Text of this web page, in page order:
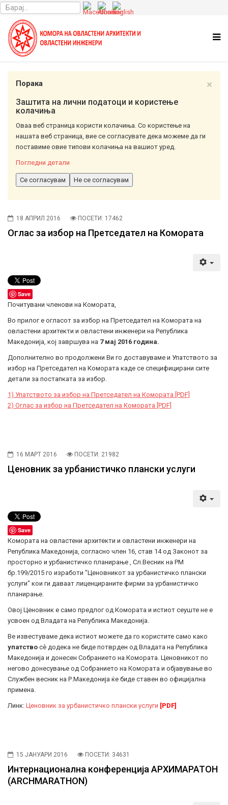
×
Порака
Заштита на лични податоци и користење
колачиња
Оваа веб страница користи колачиња. Со користење на
нашата веб страница, вие се согласувате дека можеме да ги
поставиме овие типови колачиња на вашиот уред.
Погледни детали
Се согласувам Не се согласувам
18 АПРИЛ 2016 ПОСЕТИ: 17462
Оглас за избор на Претседател на Комората
Save
Почитувани членови на Комората,
Во прилог е огласот за избор на Претседател на Комората на
овластени архитекти и овластени инженери на Република
Македонија, кој завршува на 7 мај 2016 година.
Дополнително во продолжени Ви го доставуваме и Упатството за
избор на Претседател на Комората каде се специфицирани сите
детали за постапката за избор.
1) Упатството за избор на Претседател на Комората [PDF]
2) Оглас за избор на Претседател на Комората [PDF]
16 МАРТ 2016 ПОСЕТИ: 21982
Ценовник за урбанистичко плански услуги
Save
Комората на овластени архитекти и овластени инженери на
Република Македонија, согласно член 16, став 14 од Законот за
просторно и урбанистичко планирање , Сл.Весник на РМ
бр.199/2015 го изработи "Ценовникот за урбанистичко плански
услуги" кои ги даваат лиценцираните фирми за урбанистичко
планирање.
Овој Ценовник е само предлог од Комората и истиот сеуште не е
усвоен од Владата на Република Македонија.
Ве известуваме дека истиот можете да го користите само како
упатство сѐ додека не биде потврден од Владата на Република
Македонија и донесен Собранието на Комората. Ценовникот по
негово донесување од Собранието на Комората и објавување во
Службен весник на Р.Македонија ќе биде ставен во официјална
примена.
Линк: Ценовник за урбанистичко плански услуги [PDF]
15 ЈАНУАРИ 2016 ПОСЕТИ: 34631
Интернационална конференција АРХИМАРАТОН
(ARCHMARATHON)